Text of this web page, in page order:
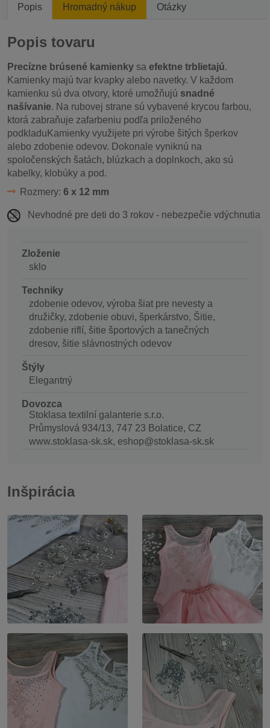
Popis Hromadný nákup Otázky
Popis tovaru
Precízne brúsené kamienky sa efektne trblietajú.
Kamienky majú tvar kvapky alebo navetky. V každom
kamienku sú dva otvory, ktoré umožňujú snadné
našívanie. Na rubovej strane sú vybavené krycou farbou,
ktorá zabraňuje zafarbeniu podľa priloženého
podkladuKamienky využijete pri výrobe šitých šperkov
alebo zdobenie odevov. Dokonale vyniknú na
spoločenských šatách, blúzkach a doplnkoch, ako sú
kabelky, klobúky a pod.
Rozmery: 6 x 12 mm
Nevhodné pre deti do 3 rokov - nebezpečie vdýchnutia
Zloženie
sklo
Techniky
zdobenie odevov, výroba šiat pre nevesty a
družičky, zdobenie obuvi, šperkárstvo, Šitie,
zdobenie riflí, šitie športových a tanečných
dresov, šitie slávnostných odevov
Štýly
Elegantný
Dovozca
Stoklasa textilní galanterie s.r.o.
Průmyslová 934/13, 747 23 Bolatice, CZ
www.stoklasa-sk.sk, eshop@stoklasa-sk.sk
Inšpirácia